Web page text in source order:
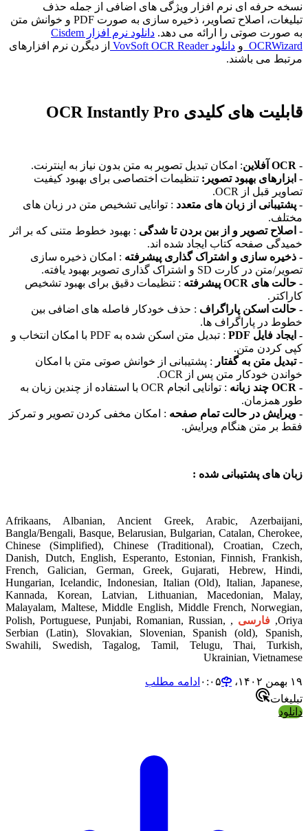
نسخه حرفه ای نرم افزار ویژگی های اضافی از جمله حذف
تبلیغات، اصلاح تصاویر، ذخیره سازی به صورت PDF و خوانش متن
به صورت صوتی را ارائه می دهد.
دانلود نرم افزار Cisdem
OCRWizard و دانلود VovSoft OCR Reader
از دیگرن نرم افزارهای
مرتبط می باشند.
قابلیت های کلیدی OCR Instantly Pro
- OCR آفلاین
: امکان تبدیل تصویر به متن بدون نیاز به اینترنت.
- ابزارهای بهبود تصویر: تنظیمات اختصاصی برای بهبود کیفیت
تصاویر قبل از OCR.
- پشتیبانی از زبان های متعدد : توانایی تشخیص متن در زبان های
مختلف.
- اصلاح تصویر و از بین بردن تا شدگی : بهبود خطوط متنی که بر اثر
خمیدگی صفحه کتاب ایجاد شده اند.
- ذخیره سازی و اشتراک گذاری پیشرفته : امکان ذخیره سازی
تصویر/متن در کارت SD و اشتراک گذاری تصویر بهبود یافته.
- حالت های OCR پیشرفته
: تنظیمات دقیق برای بهبود تشخیص
کاراکتر.
- حالت اسکن پاراگراف : حذف خودکار فاصله های اضافی بین
خطوط در پاراگراف ها.
- ایجاد فایل PDF
: تبدیل متن اسکن شده به PDF با امکان انتخاب و
کپی کردن متن.
- تبدیل متن به گفتار : پشتیبانی از خوانش صوتی متن با امکان
خواندن خودکار متن پس از OCR.
- OCR چند زبانه
: توانایی انجام OCR با استفاده از چندین زبان به
طور همزمان.
- ویرایش در حالت تمام صفحه : امکان مخفی کردن تصویر و تمرکز
فقط بر متن هنگام ویرایش.
زبان های پشتیبانی شده :
Afrikaans, Albanian, Ancient Greek, Arabic, Azerbaijani,
Bangla/Bengali, Basque, Belarusian, Bulgarian, Catalan, Cherokee,
Chinese (Simplified), Chinese (Traditional), Croatian, Czech,
Danish, Dutch, English, Esperanto, Estonian, Finnish, Frankish,
French, Galician, German, Greek, Gujarati, Hebrew, Hindi,
Hungarian, Icelandic, Indonesian, Italian (Old), Italian, Japanese,
Kannada, Korean, Latvian, Lithuanian, Macedonian, Malay,
Malayalam, Maltese, Middle English, Middle French, Norwegian,
Oriya,
فارسی
, Polish, Portuguese, Punjabi, Romanian, Russian,
Serbian (Latin), Slovakian, Slovenian, Spanish (old), Spanish,
Swahili, Swedish, Tagalog, Tamil, Telugu, Thai, Turkish,
Ukrainian, Vietnamese
۱۹ بهمن ۱۴۰۲،‏ ۰:۰۵
ادامه مطلب
تبلیغات
دانلود